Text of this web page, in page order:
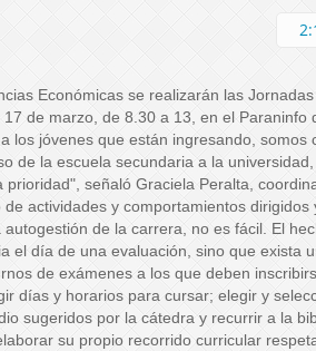
Económicas se realizarán las
de marzo, de 8.30 a 13, en el Paraninfo
los jóvenes que están ingresando, somos
de la escuela secundaria a la
prioridad", señaló Graciela Peralta,
actividades y comportamientos
autogestión de la carrera, no es fácil. El
el día de una evaluación, sino que exista
de exámenes a los que deben
días y horarios para cursar; elegir y
sugeridos por la cátedra y recurrir a la
su propio recorrido curricular